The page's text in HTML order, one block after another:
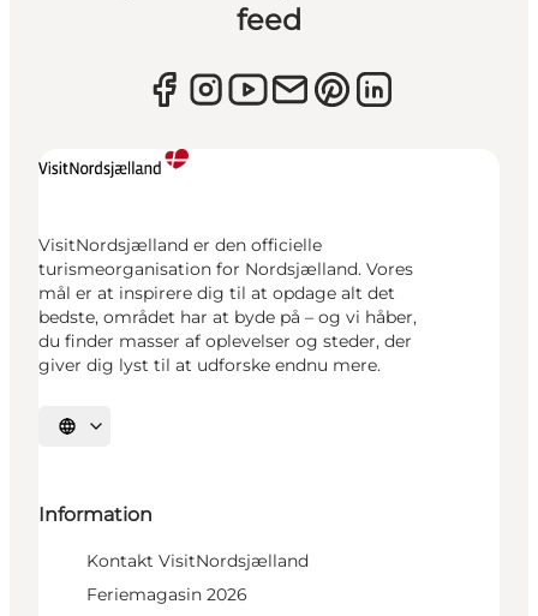
feed
VisitNordsjælland er den officielle
turismeorganisation for Nordsjælland. Vores
mål er at inspirere dig til at opdage alt det
bedste, området har at byde på – og vi håber,
du finder masser af oplevelser og steder, der
giver dig lyst til at udforske endnu mere.
Vælg sprog
Information
Kontakt VisitNordsjælland
Feriemagasin 2026